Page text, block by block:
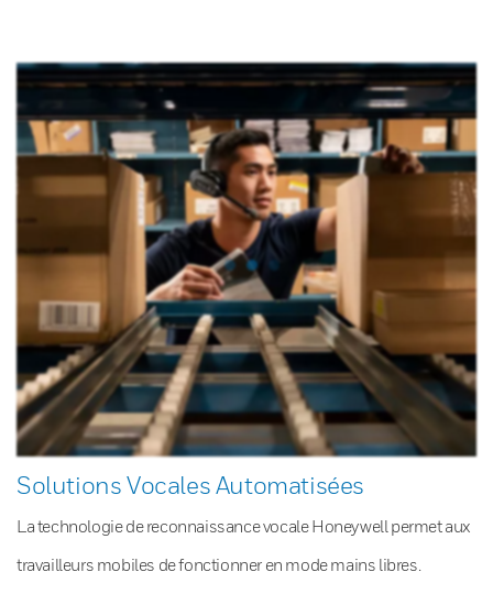
Solutions Vocales Automatisées
La technologie de reconnaissance vocale Honeywell permet aux
travailleurs mobiles de fonctionner en mode mains libres.